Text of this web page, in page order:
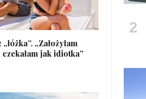
„Założyłam
jak idiotka”